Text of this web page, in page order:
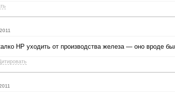
НР уходить от производства железа — оно вроде